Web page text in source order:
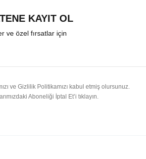
KAYIT OL
ve özel fırsatlar için
ve Gizlilik Politikamızı kabul etmiş olursunuz.
Aboneliği İptal Et’i tıklayın.